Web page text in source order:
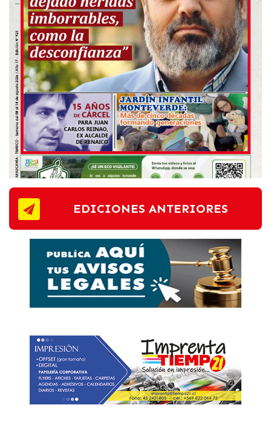
EDICIONES ANTERIORES